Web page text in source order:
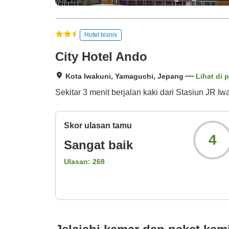
Hotel bisnis
City Hotel Ando
Kota Iwakuni, Yamaguchi, Jepang Lihat di
Sekitar 3 menit berjalan kaki dari Stasiun JR
Skor ulasan tamu
Sangat baik
Ulasan: 268
4